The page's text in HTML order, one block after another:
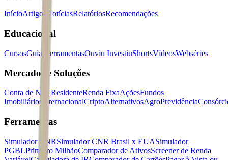
InícioArtigos NotíciasRelatóriosRecomendações
Educacional
CursosGuias FerramentasOuviu InvestiuShortsVídeosWebséries
Mercados e Soluções
Conta de Não ResidenteRenda FixaAçõesFundos
Imobiliários
InternacionalCriptoAlternativosAgroPrevidência
Ferramentas
Simulador CNRSimulador CNR Brasil x EUASimulador
PGBLPrimeiro MilhãoComparador de AtivosScreener de Renda